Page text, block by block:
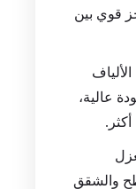
قوي بين
عالية،
والشقق